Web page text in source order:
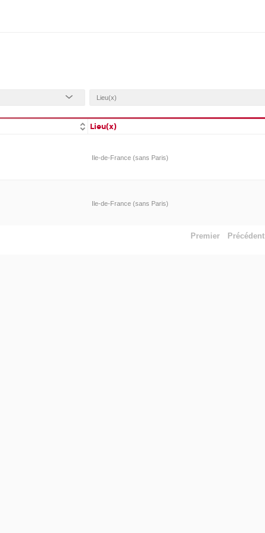
Lieu(x)
Ile-de-France (sans Paris)
Ile-de-France (sans Paris)
Premier Précédent